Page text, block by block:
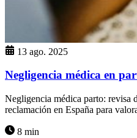
13 ago. 2025
Negligencia médica en
Negligencia médica parto: revisa
reclamación en España para
8 min